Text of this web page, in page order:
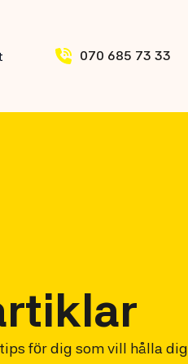
070 685 73 33
för dig som vill hålla dig